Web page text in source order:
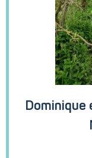
Dominique